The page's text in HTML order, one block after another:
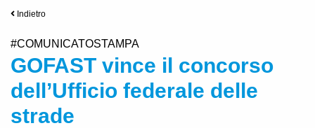
Indietro
#COMUNICATOSTAMPA
GOFAST vince il concorso
dell’Ufficio federale delle
strade